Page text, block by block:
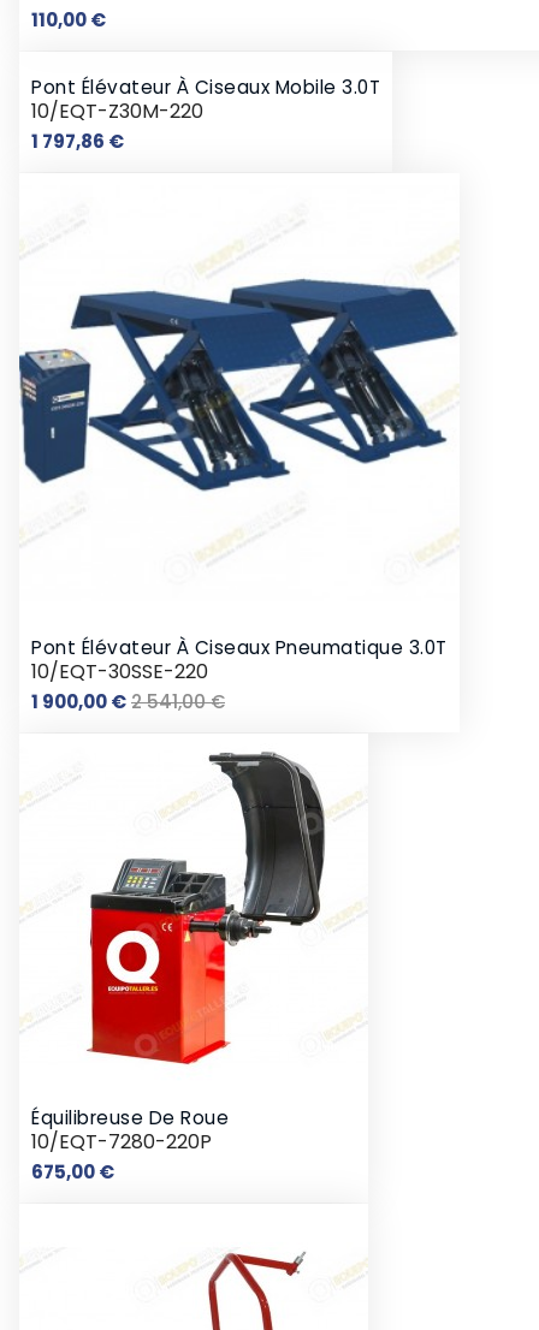
110,00 €Prix
Pont Élévateur À Ciseaux Mobile 3.0T
10/EQT-Z30M-220
1 797,86 €Prix
Pont Élévateur À Ciseaux Pneumatique 3.0T
10/EQT-30SSE-220
1 900,00 €Prix
2 541,00 €Prix
Équilibreuse De Roue
10/EQT-7280-220P
675,00 €Prix